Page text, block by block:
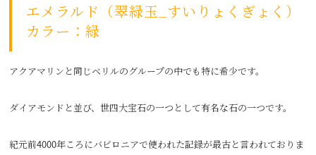
エメラルド（翠緑玉_すいりょくぎょく）
カラー：緑
アクアマリンと同じベリルのグループの中でも特に希少です。
ダイアモンドと並び、世四大宝石の一つとして有名な石の一つです。
紀元前4000年ころにバビロニアで使われた記録が最古と言われておりま